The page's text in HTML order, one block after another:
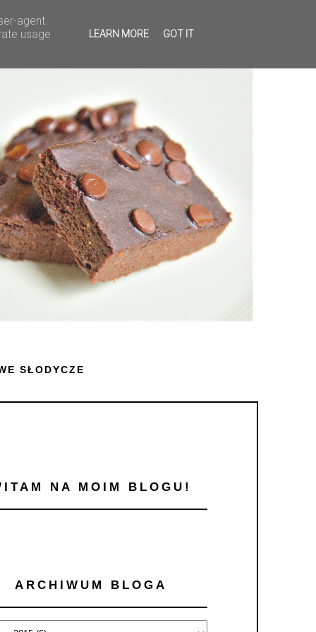
SŁODYCZE
NA MOIM BLOGU!
ARCHIWUM BLOGA
agent
usage
LEARN MORE GOT IT